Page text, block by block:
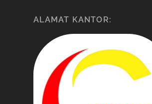
ALAMAT KANTOR: